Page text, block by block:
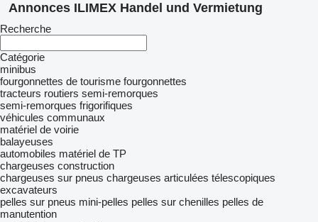
Annonces ILIMEX Handel und Vermietung
Recherche
Catégorie
minibus
fourgonnettes de tourisme fourgonnettes
tracteurs routiers semi-remorques
semi-remorques frigorifiques
véhicules communaux
matériel de voirie
balayeuses
automobiles matériel de TP
chargeuses construction
chargeuses sur pneus chargeuses articulées télescopiques
excavateurs
pelles sur pneus mini-pelles pelles sur chenilles pelles de
manutention